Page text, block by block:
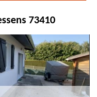
73410